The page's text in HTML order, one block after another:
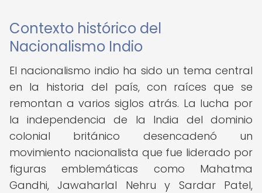
Contexto histórico del
Nacionalismo Indio
El nacionalismo indio ha sido un tema central
en la historia del país, con raíces que se
remontan a varios siglos atrás. La lucha por
la independencia de la India del dominio
colonial británico desencadenó un
movimiento nacionalista que fue liderado por
figuras emblemáticas como Mahatma
Gandhi, Jawaharlal Nehru y Sardar Patel,